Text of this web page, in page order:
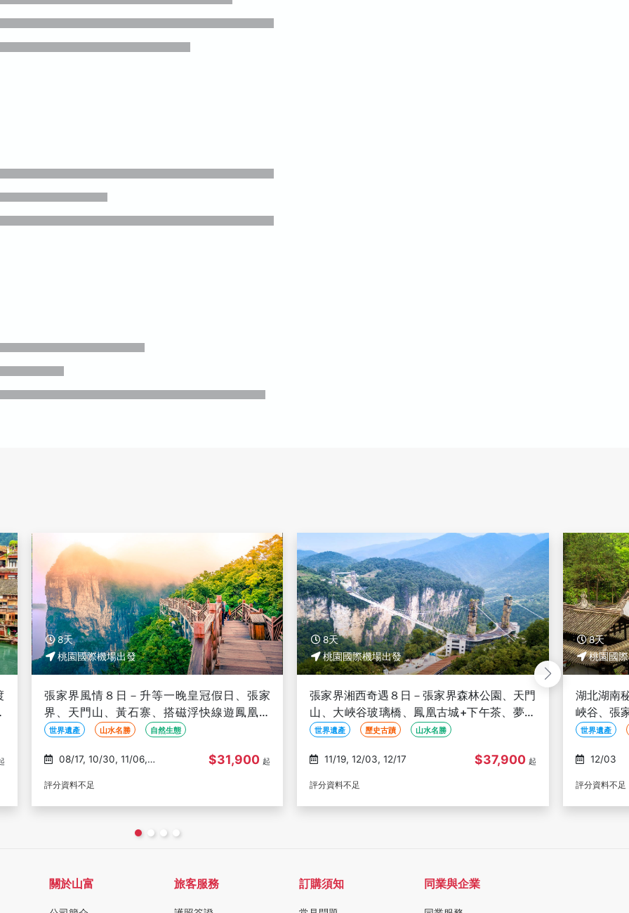
8天
桃園國際機場出發
張家界湘西奇遇８日－張家界森林公園、天門
山、大峽谷玻璃橋、鳳凰古城+下午茶、夢裡
水鄉、天門狐仙秀、三排椅(文化參訪)
世界遺產 歷史古蹟 山水名勝
11/19, 12/03, 12/17 $37,900 起
評分資料不足
8天
桃園國際機場出發
湖北湖南秘境雙省８日－聶隱娘拍攝地恩施大
峽谷、張家界森林公園、鳳凰古城、仙境天門
山、三排椅(文化參訪)(武漢進重慶出)
世界遺產 在地文化體驗 山水名勝
12/03 $38,900 起
評分資料不足
8天
桃園國
張家界精
茶、張家
門山、狐
世界遺產
評分資料不足
關於山富 旅客服務 訂購須知 同業與企業